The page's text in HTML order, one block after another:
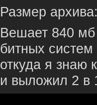
Размер
Вешает 840 мб
битных
откуда я знаю
и выложил 2 в